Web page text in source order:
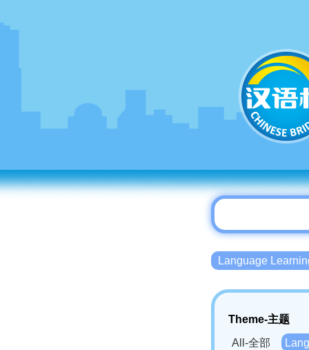
Language
Theme-主题
All-全部